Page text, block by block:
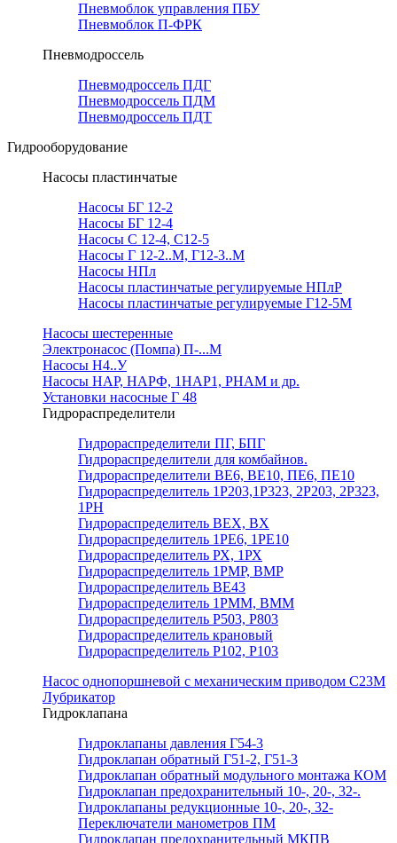
Пневмоблок управления ПБУ
Пневмоблок П-ФРК
Пневмодроссель
Пневмодроссель ПДГ
Пневмодроссель ПДМ
Пневмодроссель ПДТ
Гидрооборудование
Насосы пластинчатые
Насосы БГ 12-2
Насосы БГ 12-4
Насосы С 12-4, С12-5
Насосы Г 12-2..М, Г12-3..М
Насосы НПл
Насосы пластинчатые регулируемые НПлР
Насосы пластинчатые регулируемые Г12-5М
Насосы шестеренные
Электронасос (Помпа) П-...М
Насосы Н4..У
Насосы НАР, НАРФ, 1НАР1, РНАМ и др.
Установки насосные Г 48
Гидрораспределители
Гидрораспределители ПГ, БПГ
Гидрораспределители для комбайнов.
Гидрораспределители ВЕ6, ВЕ10, ПЕ6, ПЕ10
Гидрораспределитель 1Р203,1Р323, 2Р203, 2Р323,
1РН
Гидрораспределитель ВЕХ, ВХ
Гидрораспределитель 1РЕ6, 1РЕ10
Гидрораспределитель РХ, 1РХ
Гидрораспределитель 1РМР, ВМР
Гидрораспределитель ВЕ43
Гидрораспределитель 1РММ, ВММ
Гидрораспределитель Р503, Р803
Гидрораспределитель крановый
Гидрораспределитель Р102, Р103
Насос однопоршневой с механическим приводом С23М
Лубрикатор
Гидроклапана
Гидроклапаны давления Г54-3
Гидроклапан обратный Г51-2, Г51-3
Гидроклапан обратный модульного монтажа КОМ
Гидроклапан предохранительный 10-, 20-, 32-.
Гидроклапаны редукционные 10-, 20-, 32-
Переключатели манометров ПМ
Гидроклапан предохранительный МКПВ